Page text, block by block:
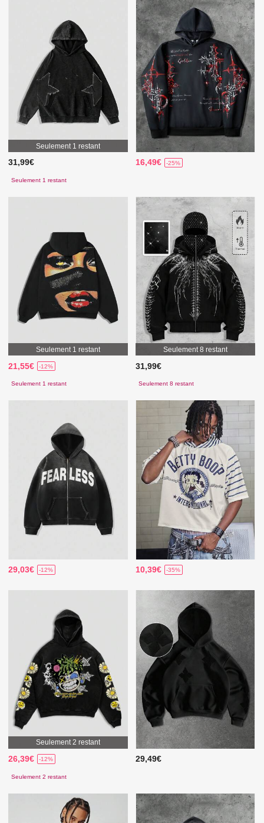
Seulement 1 restant
31,99€
Seulement 1 restant
16,49€ -25%
Seulement 1 restant
21,55€ -12%
Seulement 1 restant
Seulement 8 restant
31,99€
Seulement 8 restant
29,03€ -12% 10,39€ -35%
Seulement 2 restant
26,39€ -12%
Seulement 2 restant
29,49€